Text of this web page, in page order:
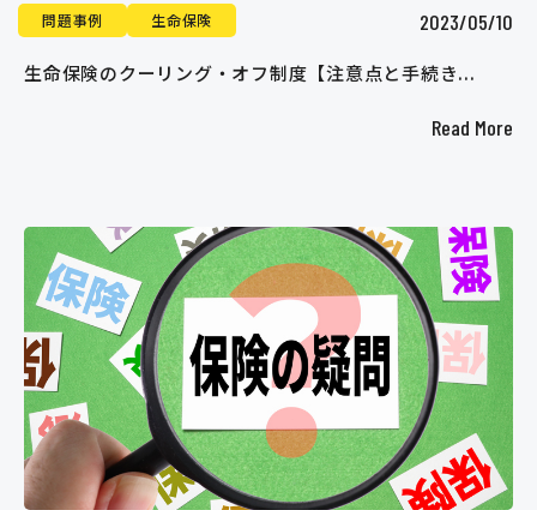
問題事例 生命保険 2023/05/10
生命保険のクーリング・オフ制度【注意点と手続き...
Read More